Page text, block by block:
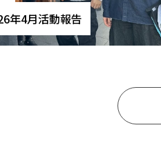
年4月活動報告